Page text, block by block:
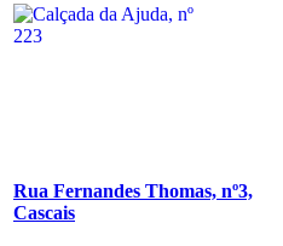
Rua Fernandes Thomas, nº3,
Cascais